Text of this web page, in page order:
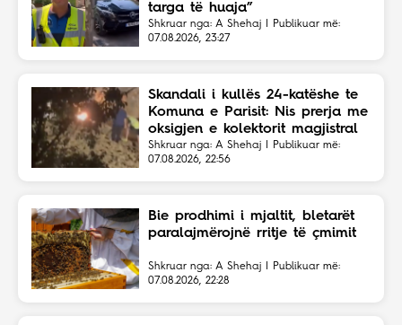
targa të huaja”
Shkruar nga: A Shehaj | Publikuar më:
07.08.2026, 23:27
Skandali i kullës 24-katëshe te
Komuna e Parisit: Nis prerja me
oksigjen e kolektorit magjistral
në fshehtësi
Shkruar nga: A Shehaj | Publikuar më:
07.08.2026, 22:56
Bie prodhimi i mjaltit, bletarët
paralajmërojnë rritje të çmimit
Shkruar nga: A Shehaj | Publikuar më:
07.08.2026, 22:28